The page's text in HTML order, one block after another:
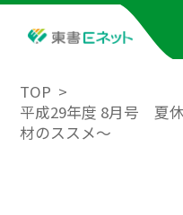
TOP
平成29年度 8月号 夏
材のススメ～